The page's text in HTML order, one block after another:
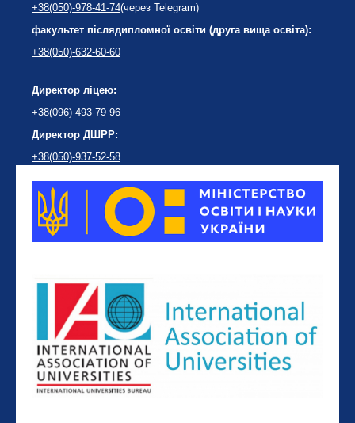
+38(050)-978-41-74(через Telegram)
факультет післядипломної освіти (друга вища освіта):
+38(050)-632-60-60
Директор ліцею:
+38(096)-493-79-96
Директор ДШРР:
+38(050)-937-52-58